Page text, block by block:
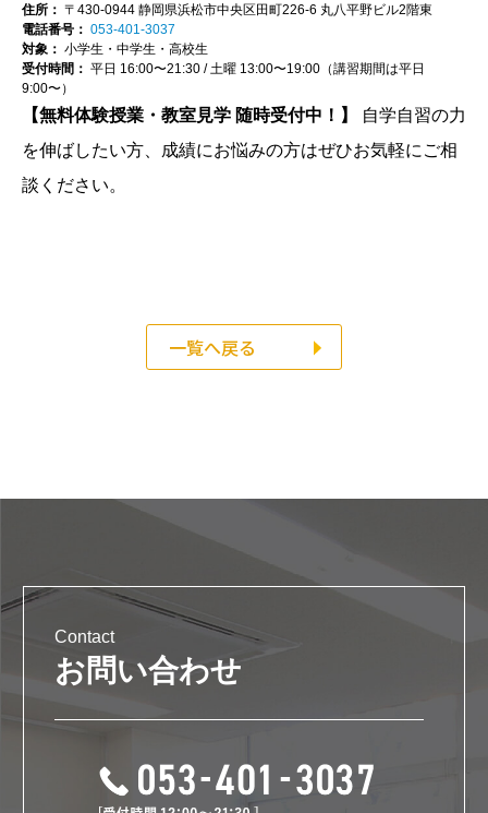
住所： 〒430-0944 静岡県浜松市中央区田町226-6 丸八平野ビル2階東
電話番号： 053-401-3037
対象： 小学生・中学生・高校生
受付時間： 平日 16:00〜21:30 / 土曜 13:00〜19:00（講習期間は平日
9:00〜）
【無料体験授業・教室見学 随時受付中！】
自学自習の力
を伸ばしたい方、成績にお悩みの方はぜひお気軽にご相
談ください。
一覧へ戻る
Contact
お問い合わせ